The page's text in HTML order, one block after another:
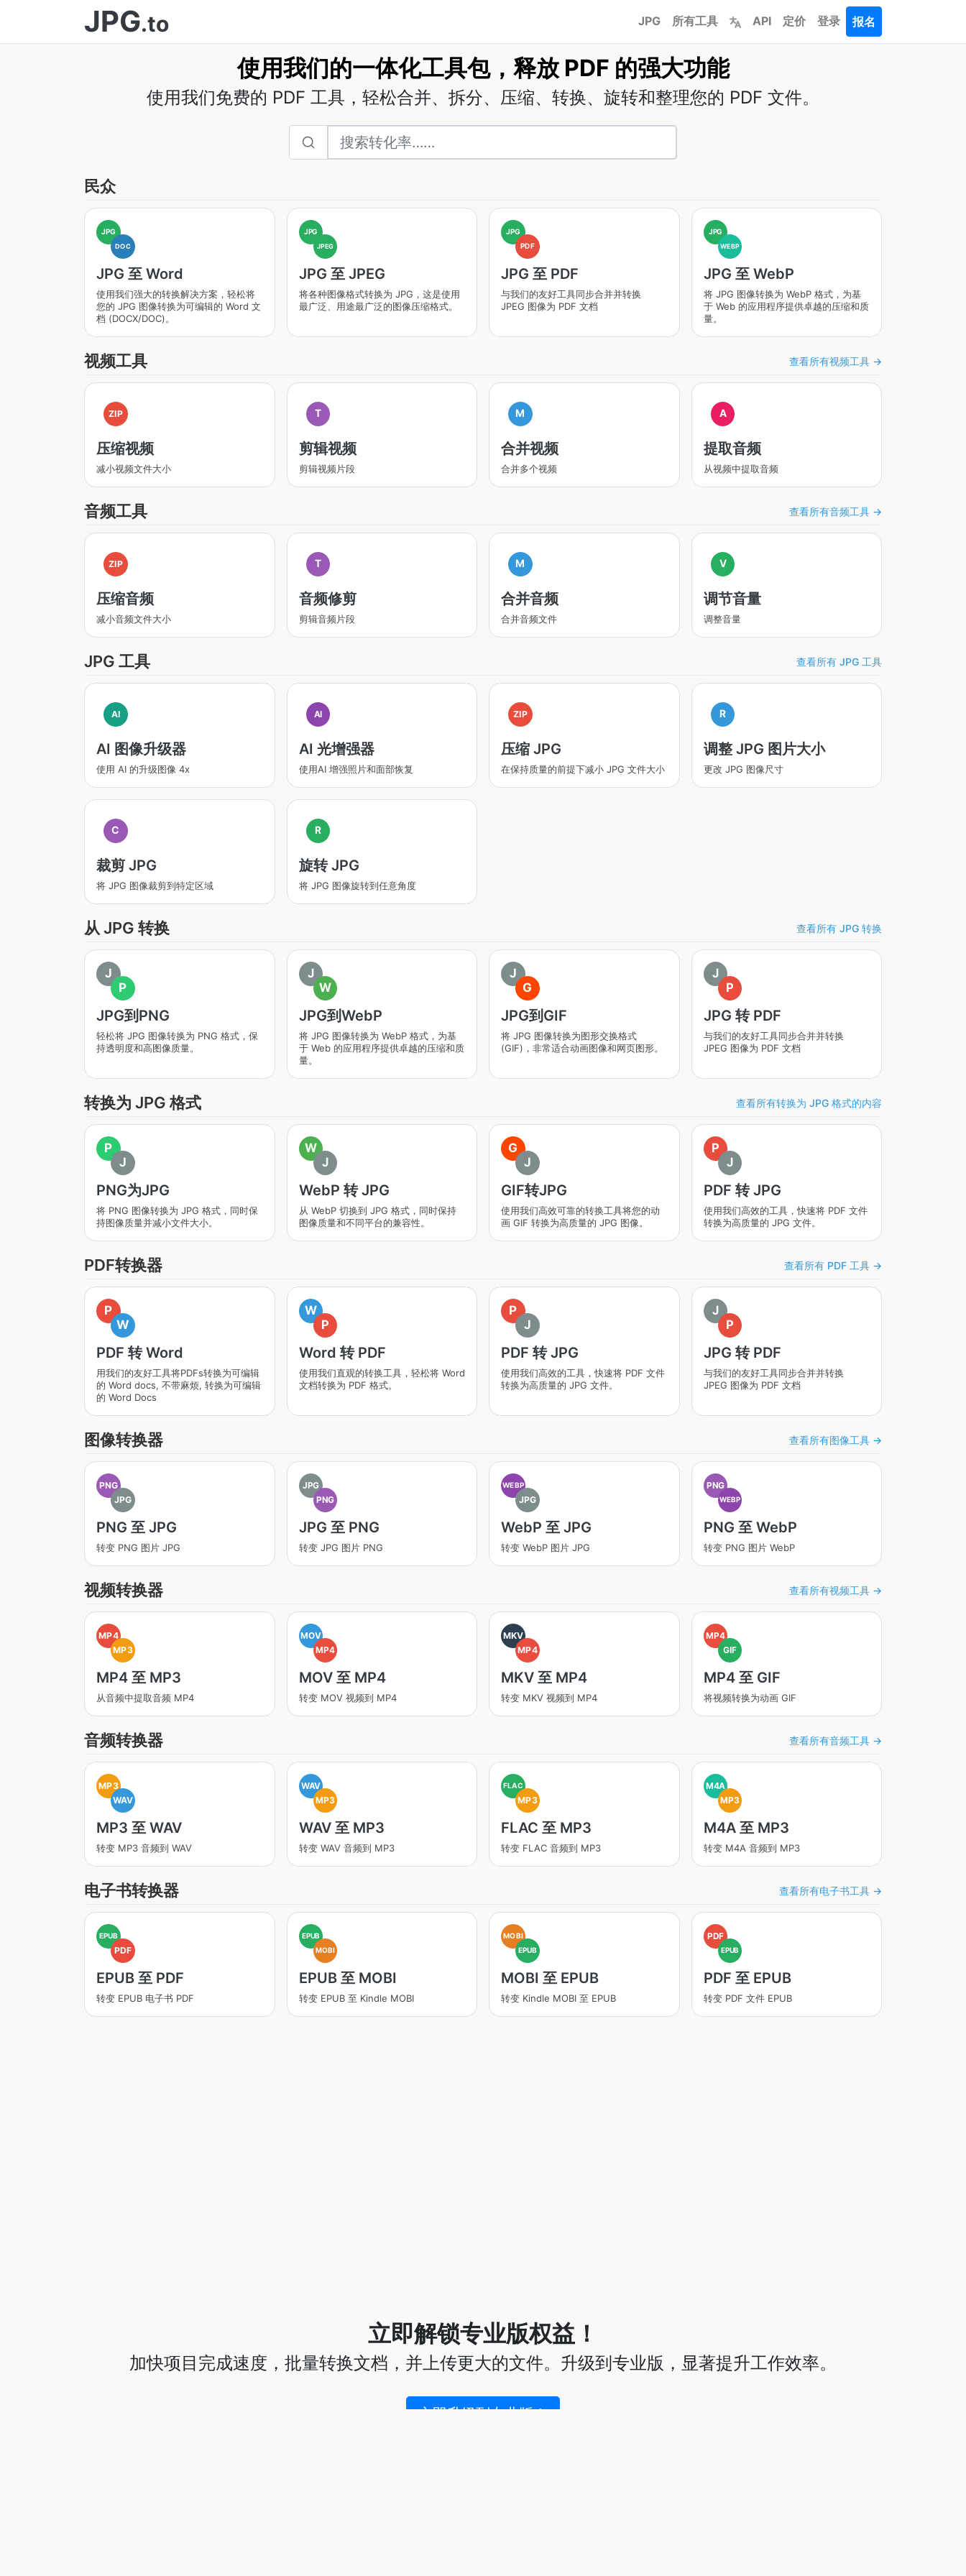
JPG.to JPG 所有工具 API 定价 登录 报名
使用我们的一体化工具包，释放 PDF 的强大功能
使用我们免费的 PDF 工具，轻松合并、拆分、压缩、转换、旋转和整理您的 PDF 文件。
民众
JPG
DOC
JPG 至 Word
使用我们强大的转换解决方案，轻松将
您的 JPG 图像转换为可编辑的 Word 文
档 (DOCX/DOC)。
JPG
JPEG
JPG 至 JPEG
将各种图像格式转换为 JPG，这是使用
最广泛、用途最广泛的图像压缩格式。
JPG
PDF
JPG 至 PDF
与我们的友好工具同步合并并转换
JPEG 图像为 PDF 文档
JPG
WEBP
JPG 至 WebP
将 JPG 图像转换为 WebP 格式，为基
于 Web 的应用程序提供卓越的压缩和质
量。
视频工具 查看所有视频工具 →
ZIP
压缩视频
减小视频文件大小
T
剪辑视频
剪辑视频片段
M
合并视频
合并多个视频
A
提取音频
从视频中提取音频
音频工具 查看所有音频工具 →
ZIP
压缩音频
减小音频文件大小
T
音频修剪
剪辑音频片段
M
合并音频
合并音频文件
V
调节音量
调整音量
JPG 工具 查看所有 JPG 工具
AI
AI 图像升级器
使用 AI 的升级图像 4x
AI
AI 光增强器
使用AI 增强照片和面部恢复
ZIP
压缩 JPG
在保持质量的前提下减小 JPG 文件大小
R
调整 JPG 图片大小
更改 JPG 图像尺寸
C
裁剪 JPG
将 JPG 图像裁剪到特定区域
R
旋转 JPG
将 JPG 图像旋转到任意角度
从 JPG 转换 查看所有 JPG 转换
J
P
JPG到PNG
轻松将 JPG 图像转换为 PNG 格式，保
持透明度和高图像质量。
J
W
JPG到WebP
将 JPG 图像转换为 WebP 格式，为基
于 Web 的应用程序提供卓越的压缩和质
量。
J
G
JPG到GIF
将 JPG 图像转换为图形交换格式
(GIF)，非常适合动画图像和网页图形。
J
P
JPG 转 PDF
与我们的友好工具同步合并并转换
JPEG 图像为 PDF 文档
转换为 JPG 格式 查看所有转换为 JPG 格式的内容
P
J
PNG为JPG
将 PNG 图像转换为 JPG 格式，同时保
持图像质量并减小文件大小。
W
J
WebP 转 JPG
从 WebP 切换到 JPG 格式，同时保持
图像质量和不同平台的兼容性。
G
J
GIF转JPG
使用我们高效可靠的转换工具将您的动
画 GIF 转换为高质量的 JPG 图像。
P
J
PDF 转 JPG
使用我们高效的工具，快速将 PDF 文件
转换为高质量的 JPG 文件。
PDF转换器 查看所有 PDF 工具 →
P
W
PDF 转 Word
用我们的友好工具将PDFs转换为可编辑
的 Word docs, 不带麻烦, 转换为可编辑
的 Word Docs
W
P
Word 转 PDF
使用我们直观的转换工具，轻松将 Word
文档转换为 PDF 格式。
P
J
PDF 转 JPG
使用我们高效的工具，快速将 PDF 文件
转换为高质量的 JPG 文件。
J
P
JPG 转 PDF
与我们的友好工具同步合并并转换
JPEG 图像为 PDF 文档
图像转换器 查看所有图像工具 →
PNG
JPG
PNG 至 JPG
转变 PNG 图片 JPG
JPG
PNG
JPG 至 PNG
转变 JPG 图片 PNG
WEBP
JPG
WebP 至 JPG
转变 WebP 图片 JPG
PNG
WEBP
PNG 至 WebP
转变 PNG 图片 WebP
视频转换器 查看所有视频工具 →
MP4
MP3
MP4 至 MP3
从音频中提取音频 MP4
MOV
MP4
MOV 至 MP4
转变 MOV 视频到 MP4
MKV
MP4
MKV 至 MP4
转变 MKV 视频到 MP4
MP4
GIF
MP4 至 GIF
将视频转换为动画 GIF
音频转换器 查看所有音频工具 →
MP3
WAV
MP3 至 WAV
转变 MP3 音频到 WAV
WAV
MP3
WAV 至 MP3
转变 WAV 音频到 MP3
FLAC
MP3
FLAC 至 MP3
转变 FLAC 音频到 MP3
M4A
MP3
M4A 至 MP3
转变 M4A 音频到 MP3
电子书转换器 查看所有电子书工具 →
EPUB
PDF
EPUB 至 PDF
转变 EPUB 电子书 PDF
EPUB
MOBI
EPUB 至 MOBI
转变 EPUB 至 Kindle MOBI
MOBI
EPUB
MOBI 至 EPUB
转变 Kindle MOBI 至 EPUB
PDF
EPUB
PDF 至 EPUB
转变 PDF 文件 EPUB
立即解锁专业版权益！
加快项目完成速度，批量转换文档，并上传更大的文件。升级到专业版，显著提升工作效率。
立即升级到专业版！